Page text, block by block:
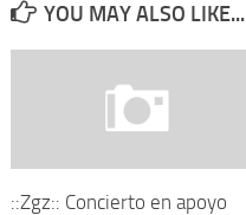
YOU MAY ALSO LIKE...
::Zgz:: Concierto en apoyo